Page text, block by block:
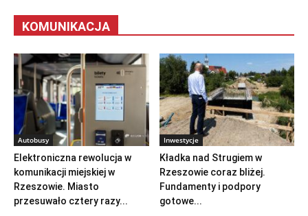
KOMUNIKACJA
Autobusy
Elektroniczna rewolucja w
komunikacji miejskiej w
Rzeszowie. Miasto
przesuwało cztery razy...
Inwestycje
Kładka nad Strugiem w
Rzeszowie coraz bliżej.
Fundamenty i podpory
gotowe...